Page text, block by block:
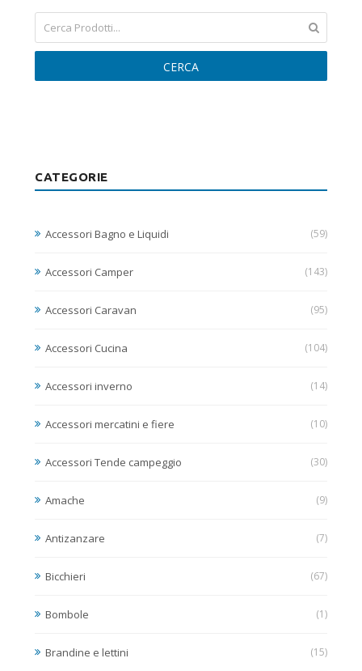
CERCA
CATEGORIE
Accessori Bagno e Liquidi (59)
Accessori Camper (143)
Accessori Caravan (95)
Accessori Cucina (104)
Accessori inverno (14)
Accessori mercatini e fiere (10)
Accessori Tende campeggio (30)
Amache (9)
Antizanzare (7)
Bicchieri (67)
Bombole (1)
Brandine e lettini (15)